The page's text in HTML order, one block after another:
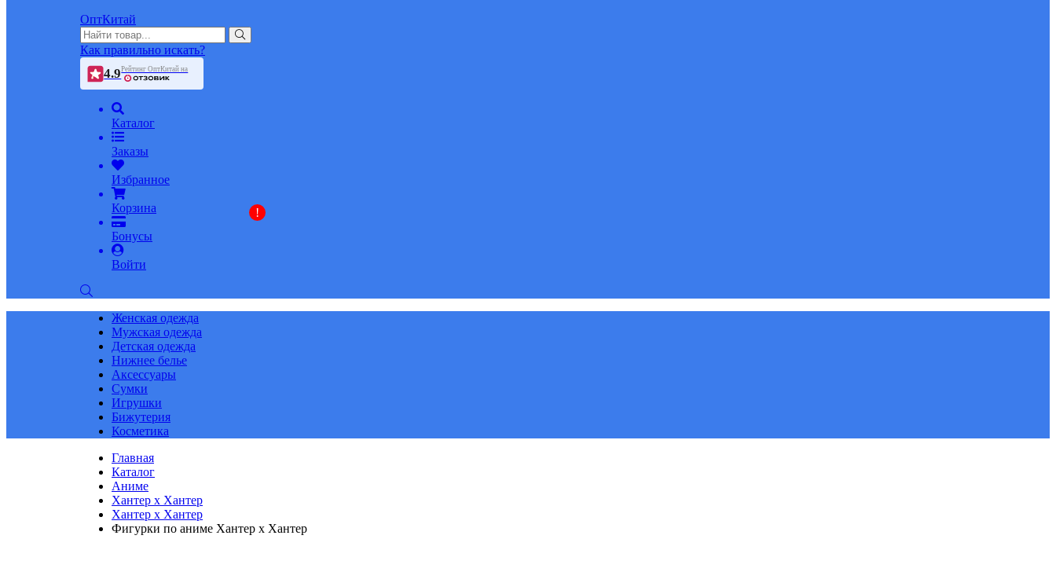
ОптКитай
Как правильно искать?
4.9Рейтинг ОптКитай на
Каталог
Заказы
Избранное
Корзина
Бонусы
!
Войти
Женская одежда
Мужская одежда
Детская одежда
Нижнее белье
Аксессуары
Сумки
Игрушки
Бижутерия
Косметика
Главная
Каталог
Аниме
Хантер х Хантер
Хантер х Хантер
Фигурки по аниме Хантер х Хантер